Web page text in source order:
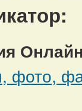
Онлайн
фото,